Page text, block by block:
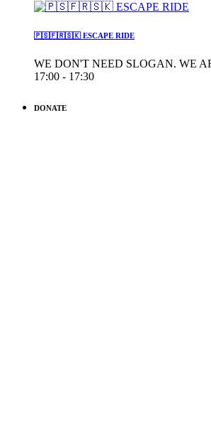
🇵🇸🇫🇷🇸🇰 ESCAPE RIDE
WE DON'T NEED SLOGAN. WE
17:00 - 17:30
DONATE